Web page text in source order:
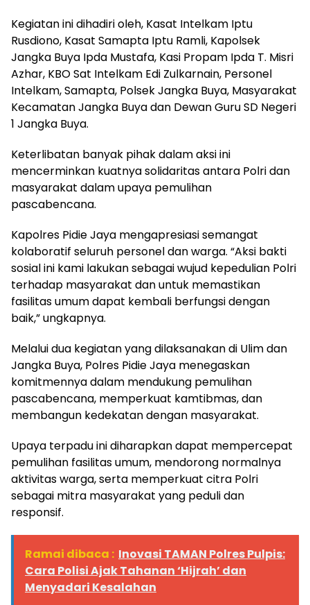
Kegiatan ini dihadiri oleh, Kasat Intelkam Iptu
Rusdiono, Kasat Samapta Iptu Ramli, Kapolsek
Jangka Buya Ipda Mustafa, Kasi Propam Ipda T. Misri
Azhar, KBO Sat Intelkam Edi Zulkarnain, Personel
Intelkam, Samapta, Polsek Jangka Buya, Masyarakat
Kecamatan Jangka Buya dan Dewan Guru SD Negeri
1 Jangka Buya.
Keterlibatan banyak pihak dalam aksi ini
mencerminkan kuatnya solidaritas antara Polri dan
masyarakat dalam upaya pemulihan
pascabencana.
Kapolres Pidie Jaya mengapresiasi semangat
kolaboratif seluruh personel dan warga. “Aksi bakti
sosial ini kami lakukan sebagai wujud kepedulian Polri
terhadap masyarakat dan untuk memastikan
fasilitas umum dapat kembali berfungsi dengan
baik,” ungkapnya.
Melalui dua kegiatan yang dilaksanakan di Ulim dan
Jangka Buya, Polres Pidie Jaya menegaskan
komitmennya dalam mendukung pemulihan
pascabencana, memperkuat kamtibmas, dan
membangun kedekatan dengan masyarakat.
Upaya terpadu ini diharapkan dapat mempercepat
pemulihan fasilitas umum, mendorong normalnya
aktivitas warga, serta memperkuat citra Polri
sebagai mitra masyarakat yang peduli dan
responsif.
Ramai dibaca : Inovasi TAMAN Polres Pulpis:
Cara Polisi Ajak Tahanan ‘Hijrah’ dan
Menyadari Kesalahan